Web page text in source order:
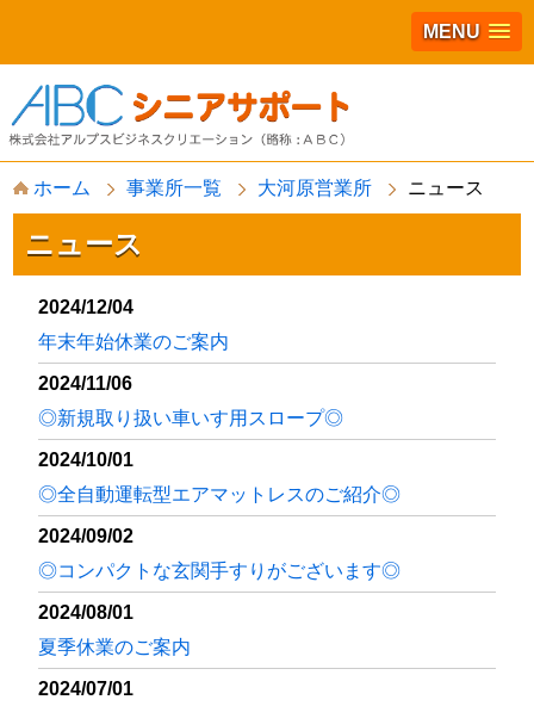
MENU
ホーム 事業所一覧 大河原営業所 ニュース
ニュース
2024/12/04
年末年始休業のご案内
2024/11/06
◎新規取り扱い車いす用スロープ◎
2024/10/01
◎全自動運転型エアマットレスのご紹介◎
2024/09/02
◎コンパクトな玄関手すりがございます◎
2024/08/01
夏季休業のご案内
2024/07/01